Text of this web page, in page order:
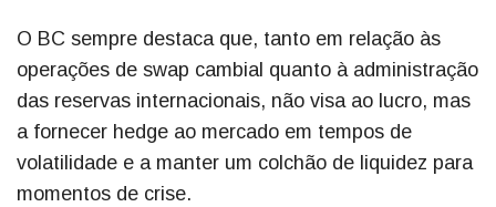
O BC sempre destaca que, tanto em relação às
operações de swap cambial quanto à administração
das reservas internacionais, não visa ao lucro, mas
a fornecer hedge ao mercado em tempos de
volatilidade e a manter um colchão de liquidez para
momentos de crise.